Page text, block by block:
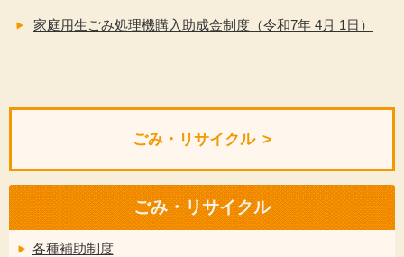
を
家庭用生ごみ処理機購入助成金制度（令和7年 4月 1日）
ごみ・リサイクル
ごみ・リサイクル
各種補助制度